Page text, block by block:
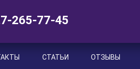
265-77-45
СТАТЬИ ОТЗЫВЫ